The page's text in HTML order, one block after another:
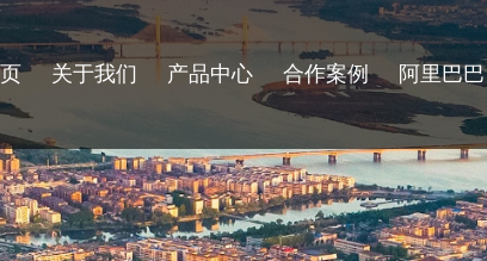
关于我们 产品中心 合作案例 阿里巴巴